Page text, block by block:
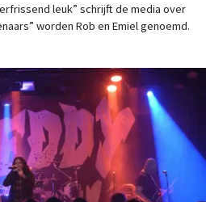
leuk” schrijft de media over
worden Rob en Emiel genoemd.